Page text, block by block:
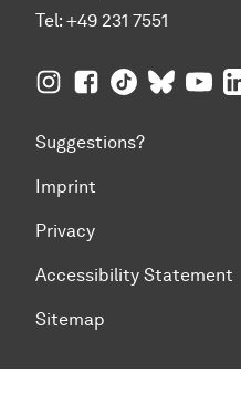
Tel: +49 231 7551
TU Dortmund
TU Dortmund
TU TU TU
Suggestions?
Imprint
Privacy
Accessibility Statement
Sitemap